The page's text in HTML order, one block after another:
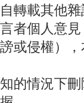
轉載其他
者個人意
或侵權）
的情況下